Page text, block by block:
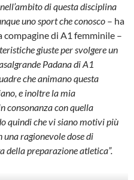
di questa disciplina
uno sport che conosco – ha
di A1 femminile –
giuste per svolgere un
Padana di A1
che animano questa
e inoltre la mia
consonanza con quella
quindi che vi siano motivi più
ragionevole dose di
della preparazione atletica”.